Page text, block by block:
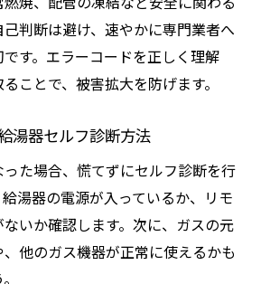
判断は避け、速やかに専門業者へ
す。エラーコードを正しく理解
ことで、被害拡大を防げます。
湯器セルフ診断方法
た場合、慌てずにセルフ診断を行
湯器の電源が入っているか、リモ
いか確認します。次に、ガスの元
他のガス機器が正常に使えるかも